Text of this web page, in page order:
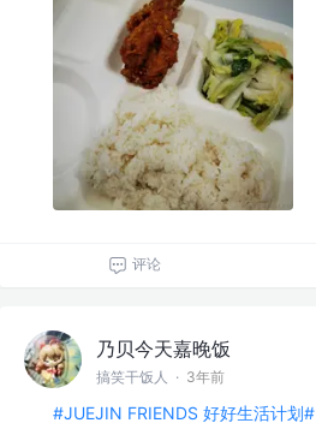
评论
乃贝今天嘉晚饭
搞笑干饭人 · 3年前
#JUEJIN FRIENDS 好好生活计划#